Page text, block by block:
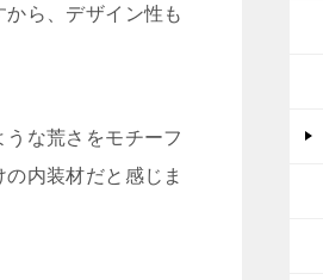
ら、デザイン性も
な荒さをモチーフ
内装材だと感じま